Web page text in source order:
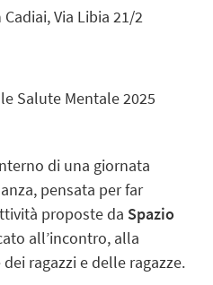
Via Libia 21/2
Salute Mentale 2025
di una giornata
pensata per far
proposte da Spazio
all’incontro, alla
ragazzi e delle ragazze.